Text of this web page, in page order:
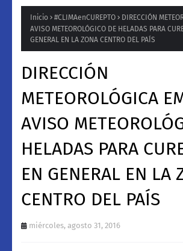
Gobierno de Boric es el más
democracia"
Inicio #CLIMAenCUREPTO
DIRECCIÓN
AVISO METEOROLÓGICO DE HELADAS PARA
GENERAL EN LA ZONA CENTRO DEL PAÍS
DIRECCIÓN
METEOROLÓGICA
AVISO
HELADAS PARA
EN GENERAL EN LA
CENTRO DEL PAÍS
miércoles, agosto 31, 2016